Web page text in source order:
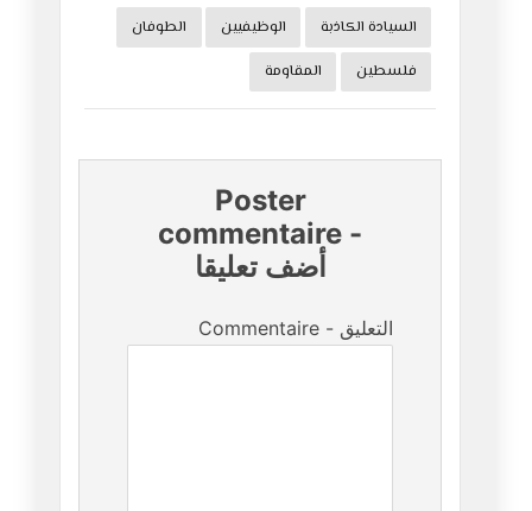
السيادة الكاذبة الوظيفيين
الطوفان
فلسطين
المقاومة
Poster
commentaire -
أضف تعليقا
Commentaire - التعليق